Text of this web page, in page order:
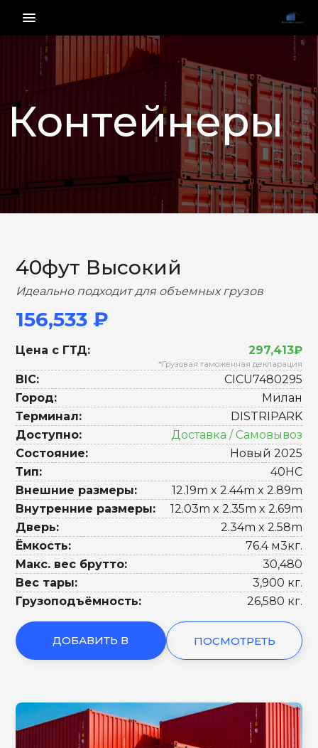
menu_vert
Контейнеры
НАЗАД ВПЕРЕД
40фут Высокий
Идеально подходит для объемных грузов
156,533 ₽
Цена с ГТД: 297,413₽
*Грузовая таможенная декларация
BIC:
CICU7480295
Город:
Милан
Терминал:
DISTRIPARK
Доступно:
Доставка / Самовывоз
Состояние:
Новый 2025
Тип:
40HC
Внешние размеры:
12.19m x 2.44m x 2.89m
Внутренние размеры:
12.03m x 2.35m x 2.69m
Дверь:
2.34m x 2.58m
Ёмкость:
76.4 м3кг.
Макс. вес брутто:
30,480
Вес тары:
3,900 кг.
Грузоподъёмность:
26,580 кг.
ДОБАВИТЬ В ПОСМОТРЕТЬ